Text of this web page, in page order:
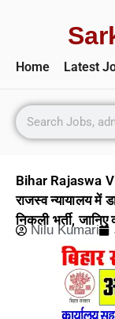
Home Latest
Bihar Rajaswa
राजस्व न्यायालय में
निकली भर्ती, जानिए
Nilu Kumari